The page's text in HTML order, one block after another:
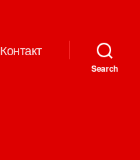
Контакт
Search